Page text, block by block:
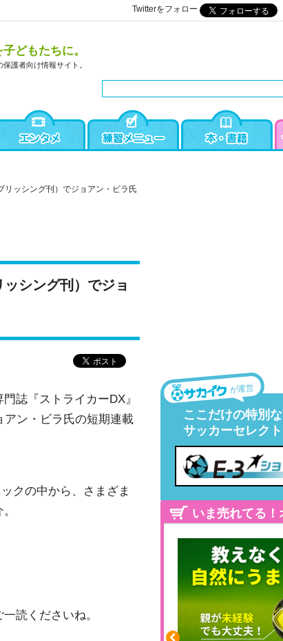
Twitterをフォロー
どもたちに。
護者向け情報サイト。
ッシング刊）でジョアン・ビラ氏
シング刊）でジョ
誌『ストライカーDX』
ン・ビラ氏の短期連載
クの中から、さまざま
読くださいね。
が運営
ここだけの特別
サッカーセレクト
いま売れてる！